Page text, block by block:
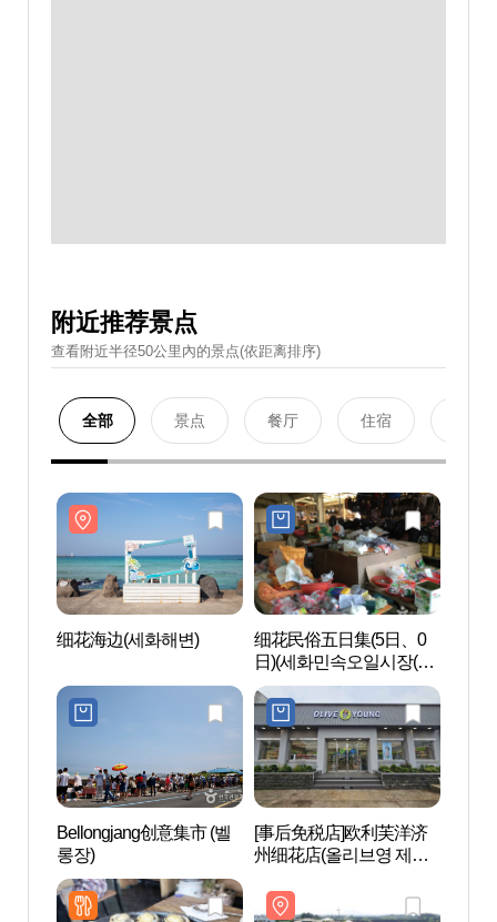
附近推荐景点
查看附近半径50公里內的景点(依距离排序)
全部 景点 餐厅 住宿
细花海边(세화해변)
细花民俗五日集(5日、0
日)(세화민속오일시장(5
일, 0일))
Bellongjang创意集市 (벨
롱장)
[事后免税店]欧利芙洋济
州细花店(올리브영 제주